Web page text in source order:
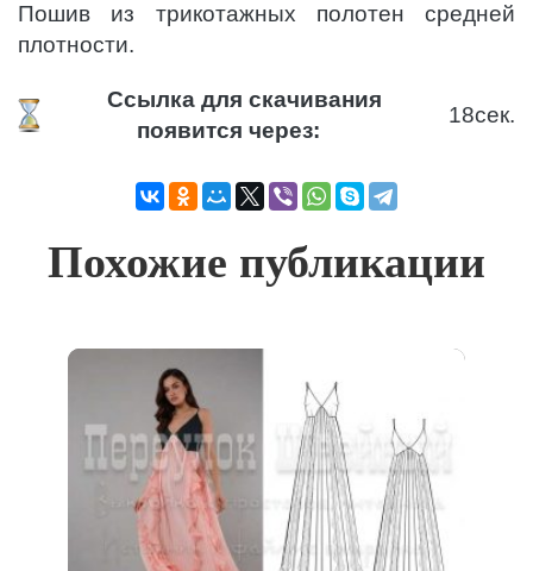
Пошив из трикотажных полотен средней
плотности.
Ссылка для скачивания
появится через:
18сек.
Похожие публикации